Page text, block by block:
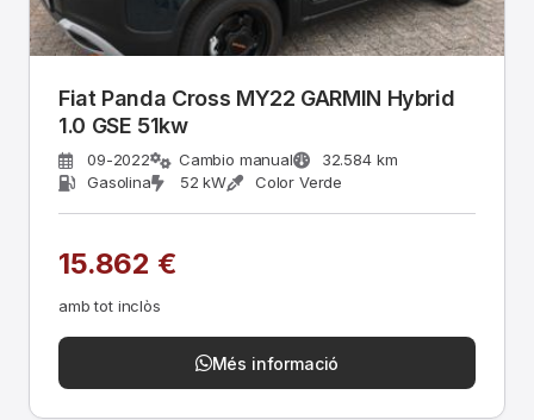
Fiat Panda Cross MY22 GARMIN Hybrid
1.0 GSE 51kw
09-2022 Cambio manual
32.584 km
Gasolina
52 kW Color Verde
15.862 €
amb tot inclòs
Més informació